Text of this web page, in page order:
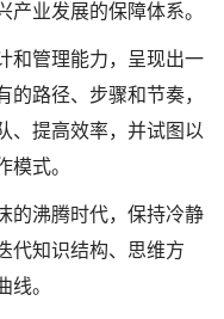
业发展的保障体系。
和管理能力，呈现出一
路径、步骤和节奏，
、提高效率，并试图以
模式。
的沸腾时代，保持冷静
代知识结构、思维方
线。